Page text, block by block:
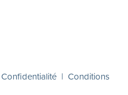
Confidentialité | Conditions